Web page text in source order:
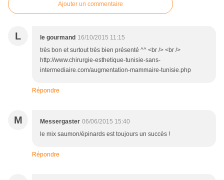
Ajouter un commentaire
L le gourmand 16/10/2015 11:15
très bon et surtout très bien présenté ^^ <br /> <br />
http://www.chirurgie-esthetique-tunisie-sans-
intermediaire.com/augmentation-mammaire-tunisie.php
Répondre
M Messergaster 06/06/2015 15:40
le mix saumon/épinards est toujours un succès !
Répondre